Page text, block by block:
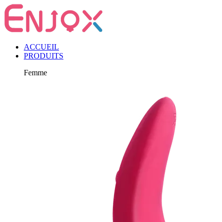
ACCUEIL
PRODUITS
Femme